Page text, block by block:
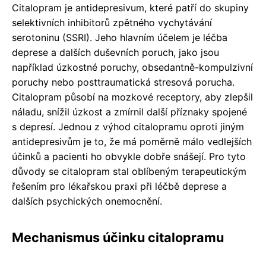
Citalopram je antidepresivum, které patří do skupiny
selektivních inhibitorů zpětného vychytávání
serotoninu (SSRI). Jeho hlavním účelem je léčba
deprese a dalších duševních poruch, jako jsou
například úzkostné poruchy, obsedantně-kompulzivní
poruchy nebo posttraumatická stresová porucha.
Citalopram působí na mozkové receptory, aby zlepšil
náladu, snížil úzkost a zmírnil další příznaky spojené
s depresí. Jednou z výhod citalopramu oproti jiným
antidepresivům je to, že má poměrně málo vedlejších
účinků a pacienti ho obvykle dobře snášejí. Pro tyto
důvody se citalopram stal oblíbeným terapeutickým
řešením pro lékařskou praxi při léčbě deprese a
dalších psychických onemocnění.
Mechanismus účinku citalopramu